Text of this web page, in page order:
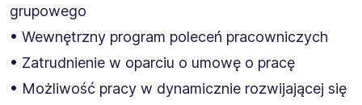
grupowego
• Wewnętrzny program poleceń pracowniczych
• Zatrudnienie w oparciu o umowę o pracę
• Możliwość pracy w dynamicznie rozwijającej się